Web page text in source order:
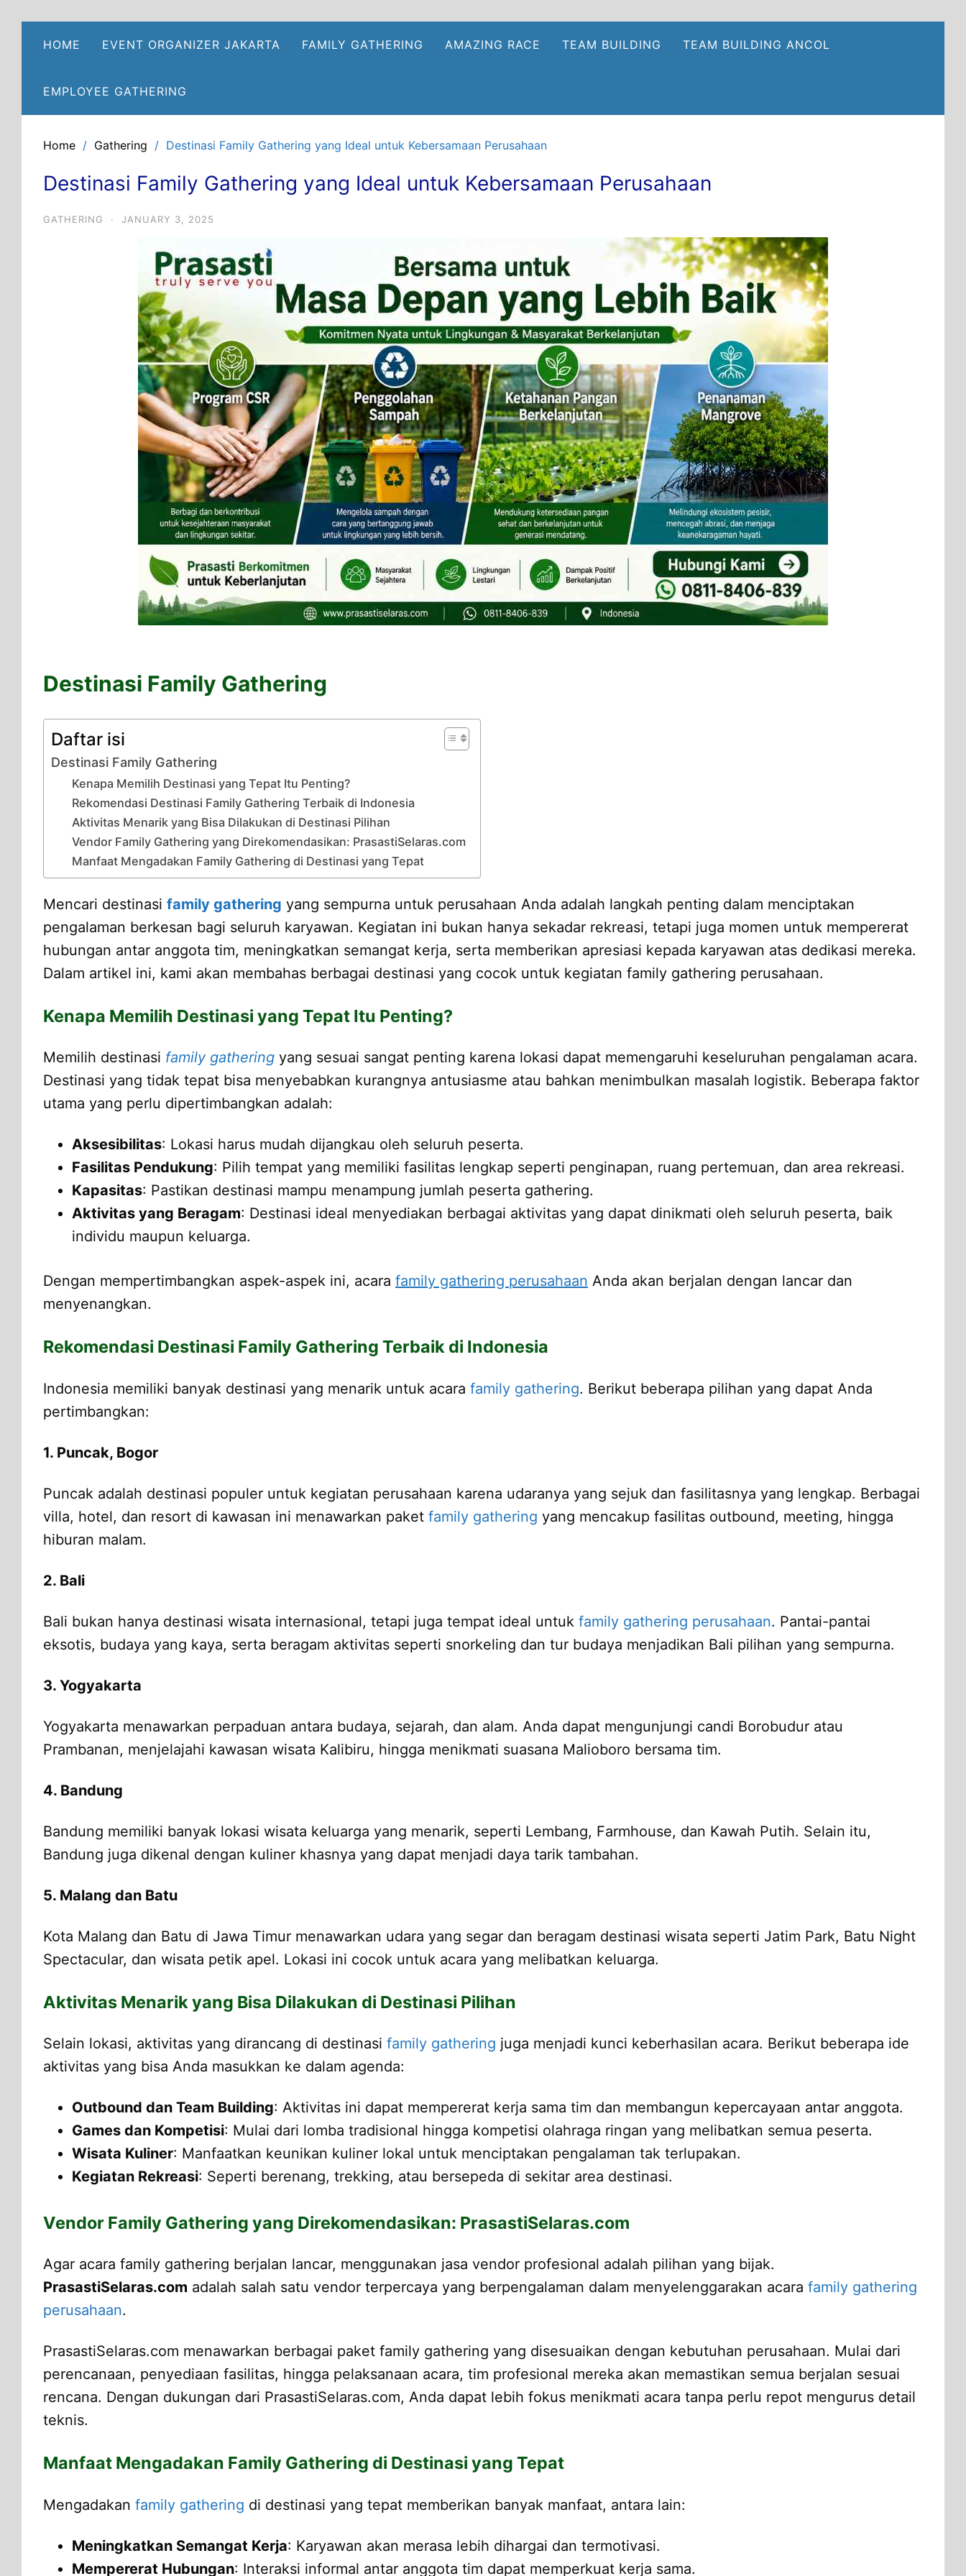
HOME EVENT ORGANIZER JAKARTA FAMILY GATHERING AMAZING RACE TEAM BUILDING TEAM BUILDING ANCOL
EMPLOYEE GATHERING
Home Gathering Destinasi Family Gathering yang Ideal untuk Kebersamaan Perusahaan
Destinasi Family Gathering yang Ideal untuk Kebersamaan Perusahaan
GATHERING · JANUARY 3, 2025
Destinasi Family Gathering
Daftar isi
Destinasi Family Gathering
Kenapa Memilih Destinasi yang Tepat Itu Penting?
Rekomendasi Destinasi Family Gathering Terbaik di Indonesia
Aktivitas Menarik yang Bisa Dilakukan di Destinasi Pilihan
Vendor Family Gathering yang Direkomendasikan: PrasastiSelaras.com
Manfaat Mengadakan Family Gathering di Destinasi yang Tepat
Mencari destinasi family gathering yang sempurna untuk perusahaan Anda adalah langkah penting dalam menciptakan
pengalaman berkesan bagi seluruh karyawan. Kegiatan ini bukan hanya sekadar rekreasi, tetapi juga momen untuk mempererat
hubungan antar anggota tim, meningkatkan semangat kerja, serta memberikan apresiasi kepada karyawan atas dedikasi mereka.
Dalam artikel ini, kami akan membahas berbagai destinasi yang cocok untuk kegiatan family gathering perusahaan.
Kenapa Memilih Destinasi yang Tepat Itu Penting?
Memilih destinasi family gathering yang sesuai sangat penting karena lokasi dapat memengaruhi keseluruhan pengalaman acara.
Destinasi yang tidak tepat bisa menyebabkan kurangnya antusiasme atau bahkan menimbulkan masalah logistik. Beberapa faktor
utama yang perlu dipertimbangkan adalah:
Aksesibilitas: Lokasi harus mudah dijangkau oleh seluruh peserta.
Fasilitas Pendukung: Pilih tempat yang memiliki fasilitas lengkap seperti penginapan, ruang pertemuan, dan area rekreasi.
Kapasitas: Pastikan destinasi mampu menampung jumlah peserta gathering.
Aktivitas yang Beragam: Destinasi ideal menyediakan berbagai aktivitas yang dapat dinikmati oleh seluruh peserta, baik
individu maupun keluarga.
Dengan mempertimbangkan aspek-aspek ini, acara family gathering perusahaan Anda akan berjalan dengan lancar dan
menyenangkan.
Rekomendasi Destinasi Family Gathering Terbaik di Indonesia
Indonesia memiliki banyak destinasi yang menarik untuk acara family gathering. Berikut beberapa pilihan yang dapat Anda
pertimbangkan:
1. Puncak, Bogor
Puncak adalah destinasi populer untuk kegiatan perusahaan karena udaranya yang sejuk dan fasilitasnya yang lengkap. Berbagai
villa, hotel, dan resort di kawasan ini menawarkan paket family gathering yang mencakup fasilitas outbound, meeting, hingga
hiburan malam.
2. Bali
Bali bukan hanya destinasi wisata internasional, tetapi juga tempat ideal untuk family gathering perusahaan. Pantai-pantai
eksotis, budaya yang kaya, serta beragam aktivitas seperti snorkeling dan tur budaya menjadikan Bali pilihan yang sempurna.
3. Yogyakarta
Yogyakarta menawarkan perpaduan antara budaya, sejarah, dan alam. Anda dapat mengunjungi candi Borobudur atau
Prambanan, menjelajahi kawasan wisata Kalibiru, hingga menikmati suasana Malioboro bersama tim.
4. Bandung
Bandung memiliki banyak lokasi wisata keluarga yang menarik, seperti Lembang, Farmhouse, dan Kawah Putih. Selain itu,
Bandung juga dikenal dengan kuliner khasnya yang dapat menjadi daya tarik tambahan.
5. Malang dan Batu
Kota Malang dan Batu di Jawa Timur menawarkan udara yang segar dan beragam destinasi wisata seperti Jatim Park, Batu Night
Spectacular, dan wisata petik apel. Lokasi ini cocok untuk acara yang melibatkan keluarga.
Aktivitas Menarik yang Bisa Dilakukan di Destinasi Pilihan
Selain lokasi, aktivitas yang dirancang di destinasi family gathering juga menjadi kunci keberhasilan acara. Berikut beberapa ide
aktivitas yang bisa Anda masukkan ke dalam agenda:
Outbound dan Team Building: Aktivitas ini dapat mempererat kerja sama tim dan membangun kepercayaan antar anggota.
Games dan Kompetisi: Mulai dari lomba tradisional hingga kompetisi olahraga ringan yang melibatkan semua peserta.
Wisata Kuliner: Manfaatkan keunikan kuliner lokal untuk menciptakan pengalaman tak terlupakan.
Kegiatan Rekreasi: Seperti berenang, trekking, atau bersepeda di sekitar area destinasi.
Vendor Family Gathering yang Direkomendasikan: PrasastiSelaras.com
Agar acara family gathering berjalan lancar, menggunakan jasa vendor profesional adalah pilihan yang bijak.
PrasastiSelaras.com adalah salah satu vendor terpercaya yang berpengalaman dalam menyelenggarakan acara family gathering
perusahaan.
PrasastiSelaras.com menawarkan berbagai paket family gathering yang disesuaikan dengan kebutuhan perusahaan. Mulai dari
perencanaan, penyediaan fasilitas, hingga pelaksanaan acara, tim profesional mereka akan memastikan semua berjalan sesuai
rencana. Dengan dukungan dari PrasastiSelaras.com, Anda dapat lebih fokus menikmati acara tanpa perlu repot mengurus detail
teknis.
Manfaat Mengadakan Family Gathering di Destinasi yang Tepat
Mengadakan family gathering di destinasi yang tepat memberikan banyak manfaat, antara lain:
Meningkatkan Semangat Kerja: Karyawan akan merasa lebih dihargai dan termotivasi.
Mempererat Hubungan: Interaksi informal antar anggota tim dapat memperkuat kerja sama.